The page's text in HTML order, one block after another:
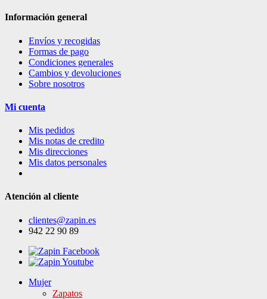
Información general
Envíos y recogidas
Formas de pago
Condiciones generales
Cambios y devoluciones
Sobre nosotros
Mi cuenta
Mis pedidos
Mis notas de credito
Mis direcciones
Mis datos personales
Atención al cliente
clientes@zapin.es
942 22 90 89
Mujer
Zapatos